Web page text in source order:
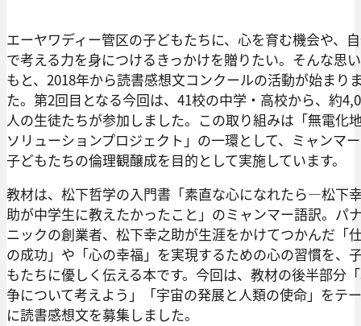
エーヤワディー管区の子どもたちに、心を育む機会や、
で考える力を身につけるきっかけを贈りたい。そんな思
もと、2018年から読書感想文コンクールの活動が始まり
た。第2回目となる今回は、41校の中学・高校から、約
人の生徒たちが参加しました。この取り組みは「無電化
ソリューションプロジェクト」の一環として、ミャンマ
子どもたちの倫理観醸成を目的として実施しています。
教材は、松下哲学の入門書「素直な心になれたら―松下
助が中学生に教えたかったこと」のミャンマー語訳。パ
ニックの創業者、松下幸之助が生涯をかけてつかんだ「
の成功」や「心の幸福」を実現するための心の習慣を、
もたちに優しく伝える本です。今回は、教材の後半部分
争について考えよう」「宇宙の発展と人類の使命」をテ
に読書感想文を募集しました。